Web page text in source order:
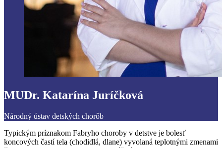
MUDr. Katarína Juríčková
Národný ústav detských chorôb
Typickým príznakom Fabryho choroby v detstve je bolesť
koncových častí tela (chodidlá, dlane) vyvolaná teplotnými zmenami